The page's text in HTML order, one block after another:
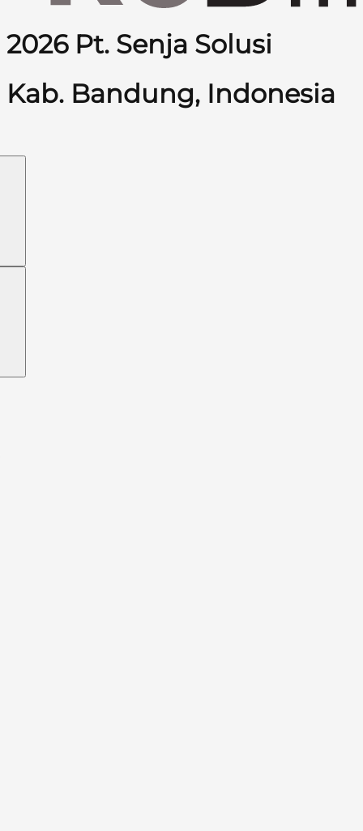
2026 Pt. Senja Solusi
Kab. Bandung, Indonesia